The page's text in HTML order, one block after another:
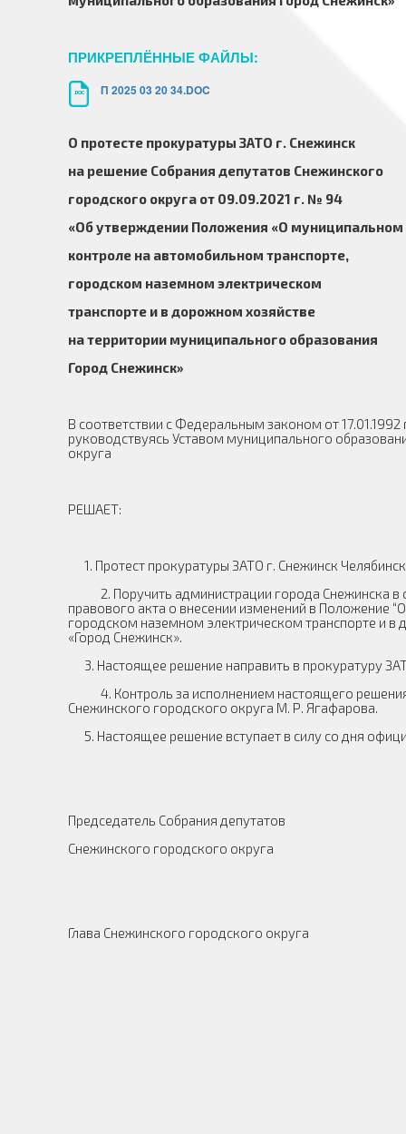
ПРИКРЕПЛЁННЫЕ ФАЙЛЫ:
.DOC П 2025 03 20 34.DOC
О протесте прокуратуры ЗАТО г. Снежинск
на решение Собрания депутатов Снежинского
городского округа от 09.09.2021 г. № 94
«Об утверждении Положения «О муниципальном
контроле на автомобильном транспорте,
городском наземном электрическом
транспорте и в дорожном хозяйстве
на территории муниципального образования
Город Снежинск»
В соответствии с Федеральным законом от
руководствуясь Уставом муниципального
округа
РЕШАЕТ:
1. Протест прокуратуры ЗАТО г. Снежинск
2. Поручить администрации города Снежинска в
правового акта о внесении изменений в Положение
городском наземном электрическом транспорте и
«Город Снежинск».
3. Настоящее решение направить в прокуратуру
4. Контроль за исполнением настоящего решения
Снежинского городского округа М. Р. Ягафарова.
5. Настоящее решение вступает в силу со дня
Председатель Собрания депутатов
Снежинского городского округа
Глава Снежинского городского